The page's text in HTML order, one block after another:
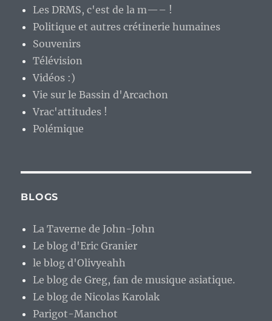
Les DRMS, c'est de la m—– !
Politique et autres crétinerie humaines
Souvenirs
Télévision
Vidéos :)
Vie sur le Bassin d'Arcachon
Vrac'attitudes !
Polémique
BLOGS
La Taverne de John-John
Le blog d'Eric Granier
le blog d'Olivyeahh
Le blog de Greg, fan de musique asiatique.
Le blog de Nicolas Karolak
Parigot-Manchot